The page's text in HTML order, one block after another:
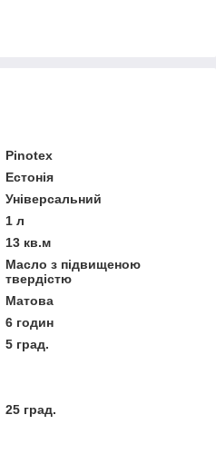
Pinotex
Естонія
Універсальний
1 л
13 кв.м
Масло з підвищеною
твердістю
Матова
6 годин
5 град.
25 град.